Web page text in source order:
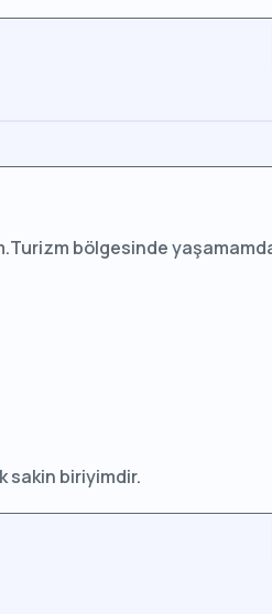
bölgesinde
sakin biriyimdir.